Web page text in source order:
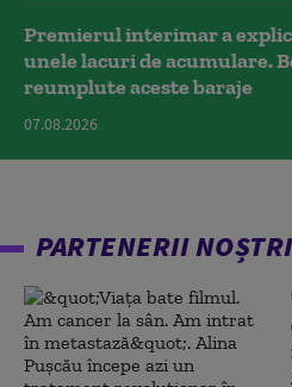
Premierul interimar a
unele lacuri de acumulare.
reumplute aceste baraje
07.08.2026
PARTENERII NOȘTRI